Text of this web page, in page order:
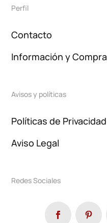
Perfil
Contacto
Información y Compra
Avisos y políticas
Políticas de Privacidad
Aviso Legal
Redes Sociales